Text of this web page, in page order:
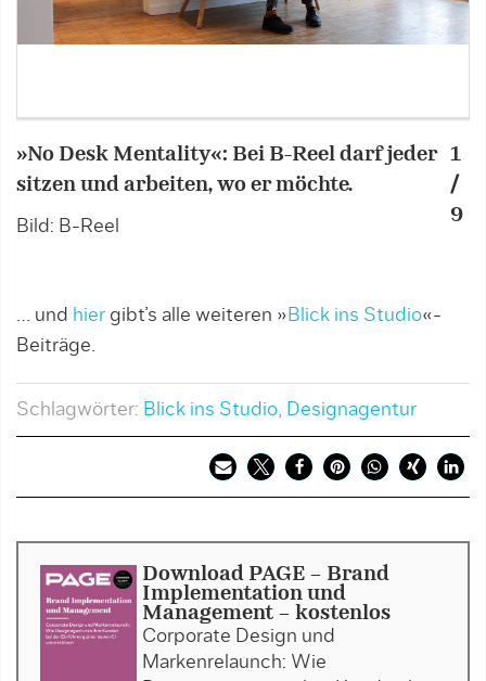
»No Desk Mentality«: Bei B-Reel darf jeder
sitzen und arbeiten, wo er möchte.
Bild: B-Reel
1
/
9
… und hier gibt’s alle weiteren »Blick ins Studio«-
Beiträge.
Schlagwörter: Blick ins Studio, Designagentur
Download PAGE - Brand
Implementation und
Management - kostenlos
Corporate Design und
Markenrelaunch: Wie